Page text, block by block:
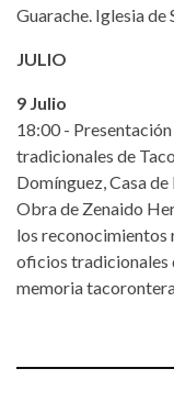
Guarache. Iglesia
JULIO
9 Julio
18:00 -
tradicionales de
Domínguez, Casa
Obra de Zenaido
los reconocimientos
oficios tradicionales
memoria